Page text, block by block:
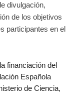
divulgación,
de los objetivos
participantes en el
financiación del
Española
de Ciencia,